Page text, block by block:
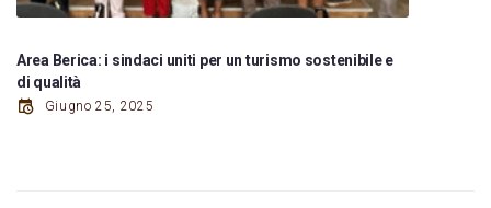
Area Berica: i sindaci uniti per un turismo sostenibile e
di qualità
Giugno 25, 2025